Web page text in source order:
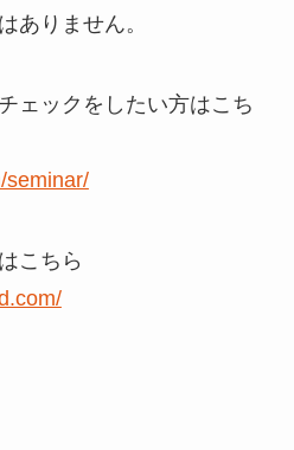
ありません。
ェックをしたい方はこち
seminar/
こちら